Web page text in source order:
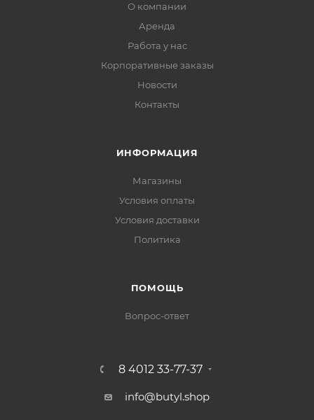
О компании
Аренда
Работа у нас
Корпоративные заказы
Новости
Контакты
ИНФОРМАЦИЯ
Магазины
Условия оплаты
Условия доставки
Политика
ПОМОЩЬ
Вопрос-ответ
8 4012 33-77-37
info@butyl.shop